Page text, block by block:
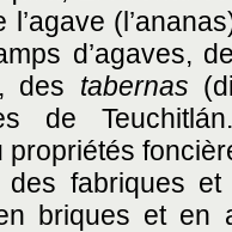
d’agaves,
des tabernas
de
propriétés
des fabriques
briques et en